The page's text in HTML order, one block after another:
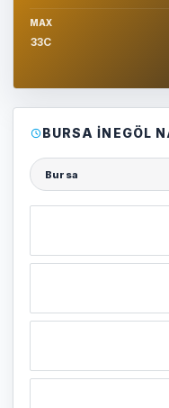
MAX
33C
BURSA İNEGÖL
Şehir seçin